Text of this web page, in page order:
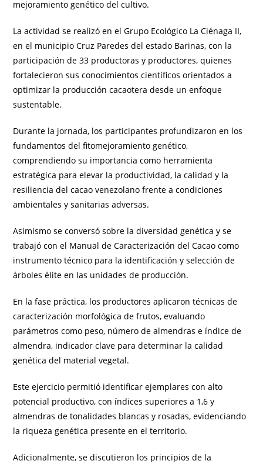
mejoramiento genético del cultivo.
La actividad se realizó en el Grupo Ecológico La Ciénaga II,
en el municipio Cruz Paredes del estado Barinas, con la
participación de 33 productoras y productores, quienes
fortalecieron sus conocimientos científicos orientados a
optimizar la producción cacaotera desde un enfoque
sustentable.
Durante la jornada, los participantes profundizaron en los
fundamentos del fitomejoramiento genético,
comprendiendo su importancia como herramienta
estratégica para elevar la productividad, la calidad y la
resiliencia del cacao venezolano frente a condiciones
ambientales y sanitarias adversas.
Asimismo se conversó sobre la diversidad genética y se
trabajó con el Manual de Caracterización del Cacao como
instrumento técnico para la identificación y selección de
árboles élite en las unidades de producción.
En la fase práctica, los productores aplicaron técnicas de
caracterización morfológica de frutos, evaluando
parámetros como peso, número de almendras e índice de
almendra, indicador clave para determinar la calidad
genética del material vegetal.
Este ejercicio permitió identificar ejemplares con alto
potencial productivo, con índices superiores a 1,6 y
almendras de tonalidades blancas y rosadas, evidenciando
la riqueza genética presente en el territorio.
Adicionalmente, se discutieron los principios de la